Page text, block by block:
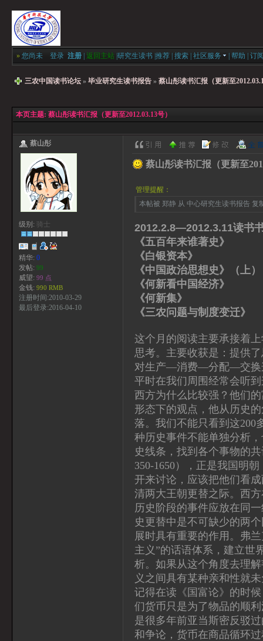
» 您尚未 登录 注册 返回主站 研究生读书 推荐 搜索 社区服务 帮助 订
三农中国读书论坛 » 毕业研究生读书报告 » 蔡山彤读书汇报（更新至
本页主题: 蔡山彤读书汇报（更新至2012.03.13号）
蔡山彤
级别: 骑士
精华: 0
发帖: 99
威望: 99 点
金钱: 990 RMB
注册时间:2010-03-29
最后登录:2016-04-10
蔡山彤读书汇报（更新至
管理提醒：
本帖被 郑静 从 中心研究生读书报告 复
2012.2.8—2012.3.11读书
《五百年来谁著史
《白银资本》 贡德
《中国政治思想史》（
《何新看中国经济
《何新集》
《三农问题与制度变
这个月的阅读主要承接着
思考。主要收获是：提供
对生产—消费—分配—交换
平时在我们周围经常会听
西方为什么比较强？他们
形态下的观点，他从历史
落。我们不能只看到这200
种历史事件不能单独分析
史线条，找到各个事物的
350-1650），正是我国明
开来讨论，应该把他们看
清两大王朝更替之际。西
历史阶段的事件应放在同
史更替中是不可缺少的两
展时具有重要的作用。弗
主义”的话语体系，建立世
析。如果从这个角度去理
义之间具有某种亲和性就
记得在读《国富论》的时
们货币只是为了物品的顺
是很多年前亚当斯密反驳
和争论，货币在商品循环